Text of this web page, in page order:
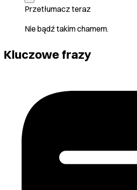
Przetłumacz teraz
Nie bądź takim chamem.
Kluczowe frazy